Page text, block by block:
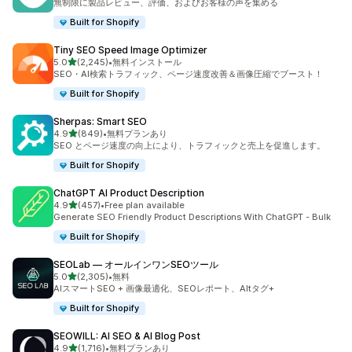
無制限に製品レビュー、評価、およびお客様の声を集める
Built for Shopify
Tiny SEO Speed Image Optimizer
5.05つ星中
(2,245)
合計レビュー数：2245件
•無料インストール
SEO・AI検索トラフィック、ページ速度改善＆画像圧縮でブースト！
Built for Shopify
Sherpas: Smart SEO
4.95つ星中
(849)
合計レビュー数：849件
•無料プランあり
SEO とページ速度の向上により、トラフィックと売上を促進します。
Built for Shopify
ChatGPT AI Product Description
4.95つ星中
(457)
合計レビュー数：457件
•Free plan available
Generate SEO Friendly Product Descriptions With ChatGPT - Bulk
Built for Shopify
SEOLab — オールインワンSEOツール
5.05つ星中
(2,305)
合計レビュー数：2305件
•無料
AIスマートSEO + 画像最適化、SEOレポート、Altタグ+
Built for Shopify
SEOWILL: AI SEO & AI Blog Post
4.95つ星中
(1,716)•無料プランあり